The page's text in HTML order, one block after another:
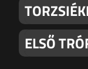
ELSŐ